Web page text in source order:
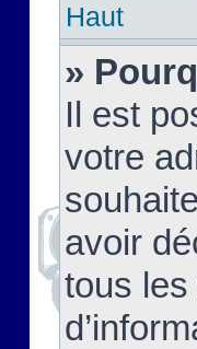
Haut
»
Il est
votre
avoir
tous les